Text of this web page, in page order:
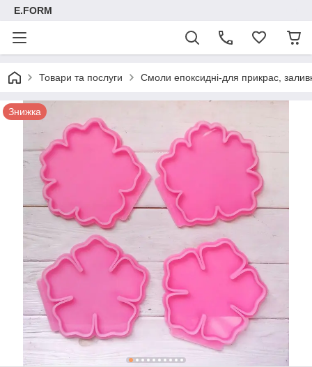
E.FORM
Товари та послуги Смоли епоксидні-для прикрас,
Знижка